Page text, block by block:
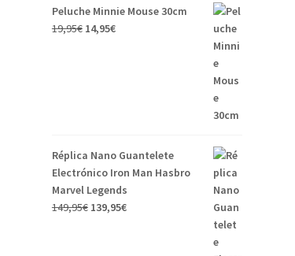
Peluche Minnie Mouse 30cm
19,95€ 14,95€
Réplica Nano Guantelete
Electrónico Iron Man Hasbro
Marvel Legends
149,95€ 139,95€